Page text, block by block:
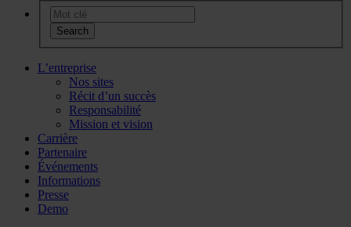
L’entreprise
Nos sites
Récit d’un succès
Responsabilité
Mission et vision
Carrière
Partenaire
Événements
Informations
Presse
Demo